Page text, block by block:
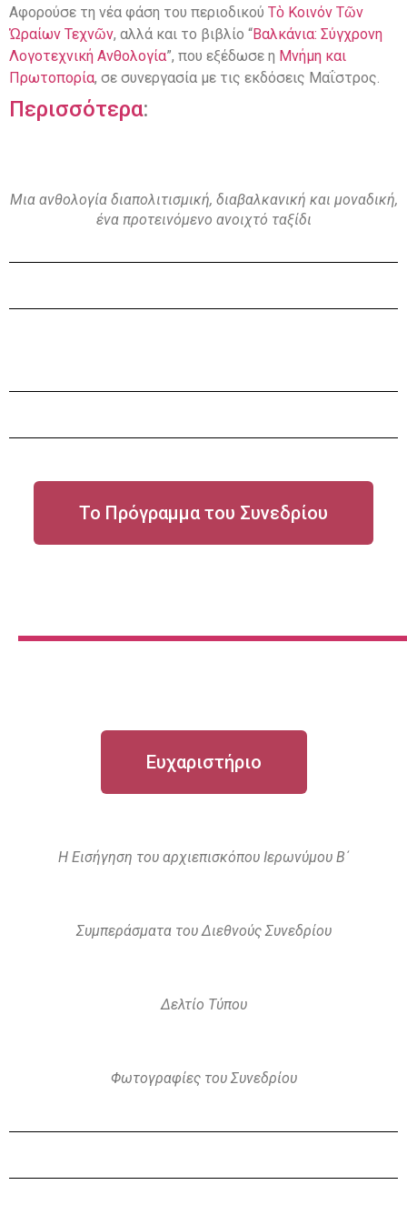
Αφορούσε τη νέα φάση του περιοδικού Τὸ Κοινόν Τῶν
Ὡραίων Τεχνῶν, αλλά και το βιβλίο “Βαλκάνια: Σύγχρονη
Λογοτεχνική Ανθολογία”, που εξέδωσε η Μνήμη και
Πρωτοπορία, σε συνεργασία με τις εκδόσεις Μαΐστρος.
Περισσότερα:
Μια ανθολογία διαπολιτισμική, διαβαλκανική και μοναδική,
ένα προτεινόμενο ανοιχτό ταξίδι
Το Πρόγραμμα του Συνεδρίου
Ευχαριστήριο
Η Εισήγηση του αρχιεπισκόπου Ιερωνύμου Β΄
Συμπεράσματα του Διεθνούς Συνεδρίου
Δελτίο Τύπου
Φωτογραφίες του Συνεδρίου